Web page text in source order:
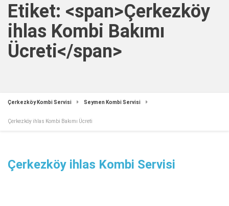
Etiket: <span>Çerkezköy
ihlas Kombi Bakımı
Ücreti</span>
Çerkezköy Kombi Servisi Seymen Kombi Servisi
Çerkezköy ihlas Kombi Bakımı Ücreti
Çerkezköy ihlas Kombi Servisi